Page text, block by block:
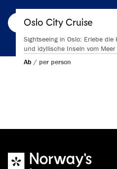
Mehr lesen
Oslo City Cruise
Sightseeing in Oslo: Erlebe
und idyllische Inseln vom
Ab / per person